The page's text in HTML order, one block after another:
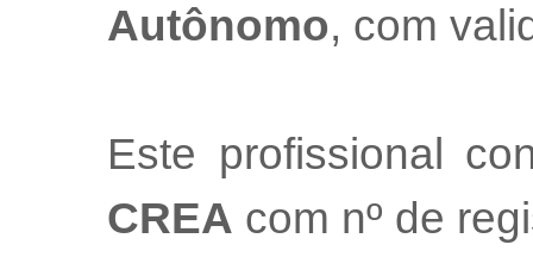
Autônomo, com
Este profissional
CREA com nº de